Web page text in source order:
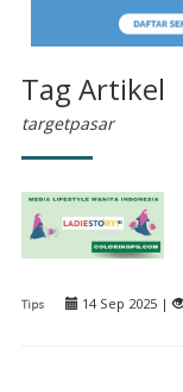
Tag Artikel
targetpasar
Tips 14 Sep 2025 |